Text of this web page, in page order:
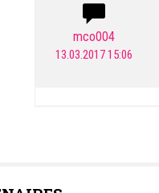
mco004
13.03.2017 15:06